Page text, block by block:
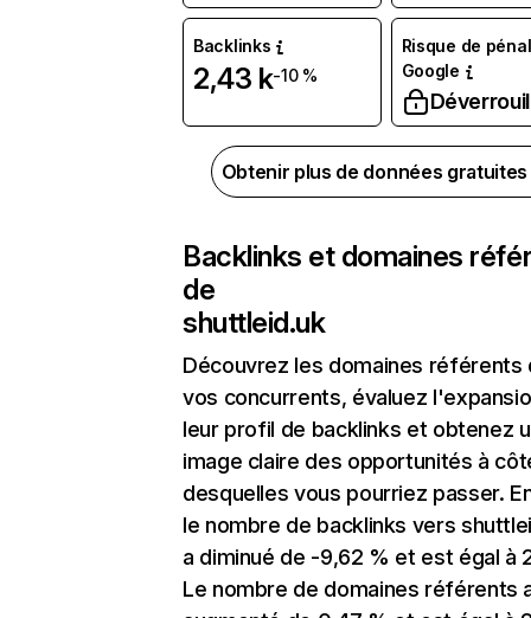
Backlinks
2,43 k-10 %
Risque de
Google
Obtenir plus de données
Backlinks et domaines
de
shuttleid.uk
Découvrez les domaines référents
vos concurrents, évaluez
leur profil de backlinks et obtenez
image claire des opportunités à
desquelles vous pourriez passer.
le nombre de backlinks vers
a diminué de -9,62 % et est égal à
Le nombre de domaines référents